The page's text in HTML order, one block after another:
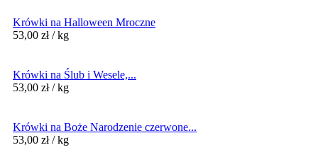
Krówki na Halloween Mroczne
53,00 zł / kg
Krówki na Ślub i Wesele,...
53,00 zł / kg
Krówki na Boże Narodzenie czerwone...
53,00 zł / kg